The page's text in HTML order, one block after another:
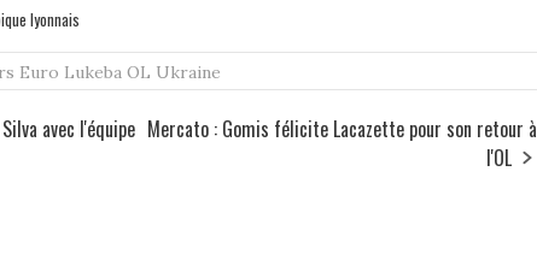
lyonnais
Euro Lukeba OL Ukraine
avec l'équipe Mercato : Gomis félicite Lacazette pour son retour à
l'OL